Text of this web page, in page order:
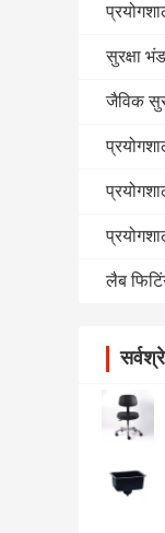
सुरक्षा
जैविक
लैब